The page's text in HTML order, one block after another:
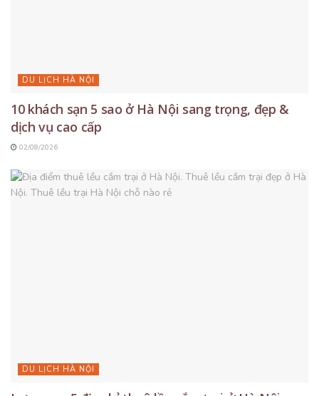
DU LỊCH HÀ NỘI
10 khách sạn 5 sao ở Hà Nội sang trọng, đẹp &
dịch vụ cao cấp
02/08/2026
DU LỊCH HÀ NỘI